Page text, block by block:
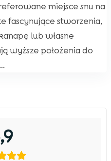
miejsce snu na
fascynujące stworzenia,
lub własne
wyższe położenia do